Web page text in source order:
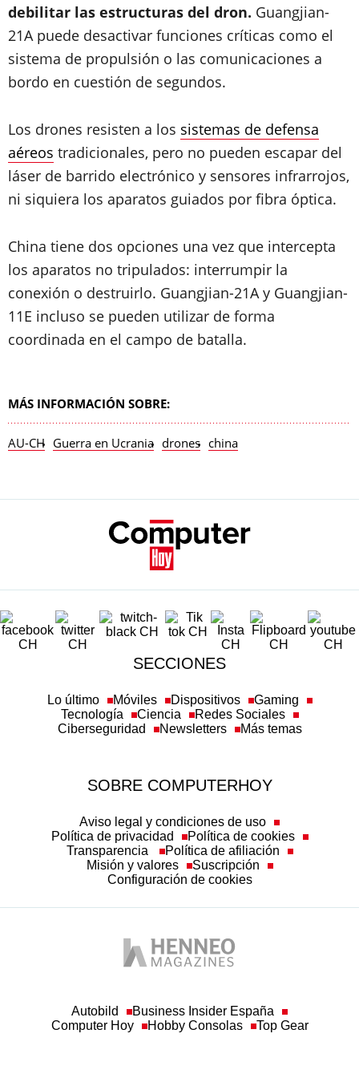
debilitar las estructuras del dron. Guangjian-
21A puede desactivar funciones críticas como el
sistema de propulsión o las comunicaciones a
bordo en cuestión de segundos.
Los drones resisten a los sistemas de defensa
aéreos tradicionales, pero no pueden escapar del
láser de barrido electrónico y sensores infrarrojos,
ni siquiera los aparatos guiados por fibra óptica.
China tiene dos opciones una vez que intercepta
los aparatos no tripulados: interrumpir la
conexión o destruirlo. Guangjian-21A y Guangjian-
11E incluso se pueden utilizar de forma
coordinada en el campo de batalla.
MÁS INFORMACIÓN SOBRE:
AU-CH Guerra en Ucrania drones china
SECCIONES
Lo último Móviles Dispositivos
Gaming
Tecnología
Ciencia
Redes Sociales
Ciberseguridad
Newsletters Más temas
SOBRE COMPUTERHOY
Aviso legal y condiciones de uso
Política de privacidad
Política de cookies
Transparencia
Política de afiliación
Misión y valores
Suscripción
Configuración de cookies
Autobild
Business Insider España
Computer Hoy
Hobby Consolas Top Gear